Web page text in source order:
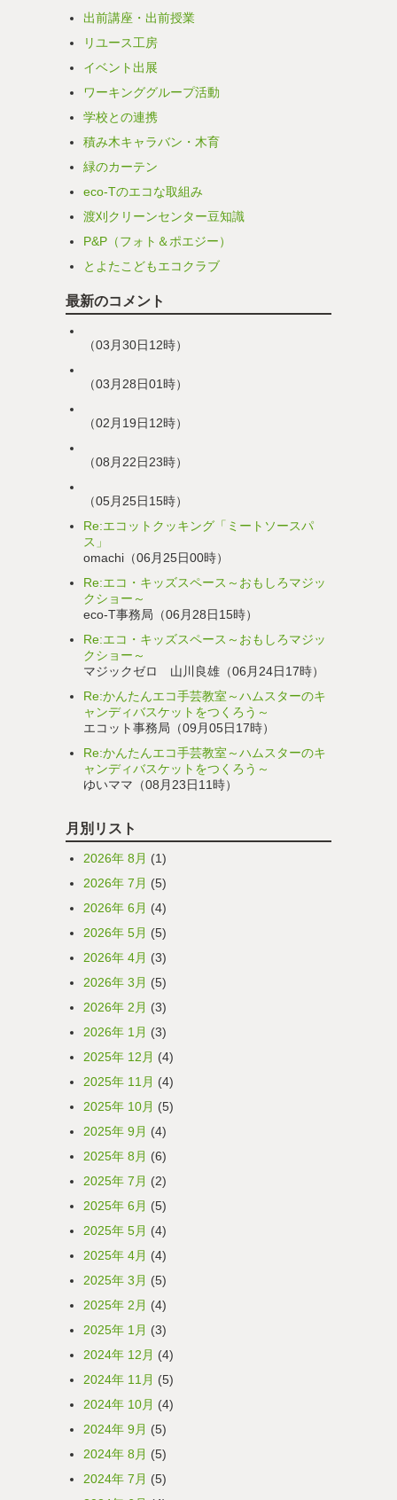
出前講座・出前授業
リユース工房
イベント出展
ワーキンググループ活動
学校との連携
積み木キャラバン・木育
緑のカーテン
eco-Tのエコな取組み
渡刈クリーンセンター豆知識
P&P（フォト＆ポエジー）
とよたこどもエコクラブ
最新のコメント
（03月30日12時）
（03月28日01時）
（02月19日12時）
（08月22日23時）
（05月25日15時）
Re:エコットクッキング「ミートソースパ
ス」
omachi（06月25日00時）
Re:エコ・キッズスペース～おもしろマジッ
クショー～
eco-T事務局（06月28日15時）
Re:エコ・キッズスペース～おもしろマジッ
クショー～
マジックゼロ 山川良雄（06月24日17時）
Re:かんたんエコ手芸教室～ハムスターのキ
ャンディバスケットをつくろう～
エコット事務局（09月05日17時）
Re:かんたんエコ手芸教室～ハムスターのキ
ャンディバスケットをつくろう～
ゆいママ（08月23日11時）
月別リスト
2026年 8月 (1)
2026年 7月 (5)
2026年 6月 (4)
2026年 5月 (5)
2026年 4月 (3)
2026年 3月 (5)
2026年 2月 (3)
2026年 1月 (3)
2025年 12月 (4)
2025年 11月 (4)
2025年 10月 (5)
2025年 9月 (4)
2025年 8月 (6)
2025年 7月 (2)
2025年 6月 (5)
2025年 5月 (4)
2025年 4月 (4)
2025年 3月 (5)
2025年 2月 (4)
2025年 1月 (3)
2024年 12月 (4)
2024年 11月 (5)
2024年 10月 (4)
2024年 9月 (5)
2024年 8月 (5)
2024年 7月 (5)